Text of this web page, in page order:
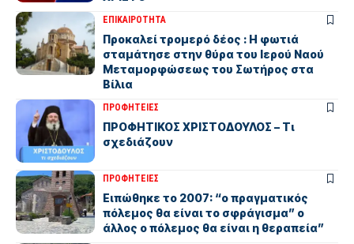
ΕΠΙΚΑΙΡΟΤΗΤΑ
Προκαλεί τρομερό δέος : Η φωτιά
σταμάτησε στην θύρα του Ιερού Ναού
Μεταμορφώσεως του Σωτήρος στα
Βίλια
ΠΡΟΦΗΤΕΙΕΣ
ΠΡΟΦΗΤΙΚΟΣ ΧΡΙΣΤΟΔΟΥΛΟΣ – Τι
σχεδιάζουν
ΠΡΟΦΗΤΕΙΕΣ
Eιπώθηκε το 2007: “ο πραγματικός
πόλεμος θα είναι το σφράγισμα” ο
άλλος ο πόλεμος θα είναι η θεραπεία”